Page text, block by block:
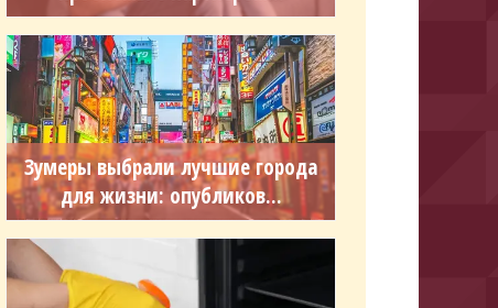
Зумеры выбрали лучшие города
для жизни: опубликов...